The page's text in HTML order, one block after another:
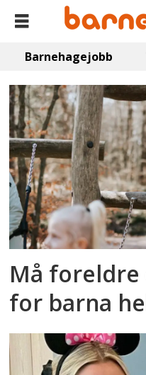
Barnehagejobb
Emne:
lek
Må
for barna